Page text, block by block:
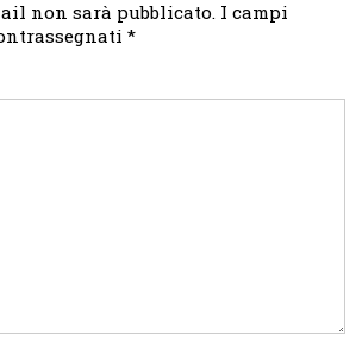
non sarà pubblicato. I campi
*